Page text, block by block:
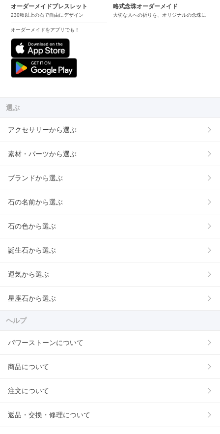
オーダーメイドブレスレット
230種以上の石で自由にデザイン
オーダーメイドをアプリでも！
略式念珠オーダーメイド
大切な人への祈りを、オリジナルの念珠に
選ぶ
アクセサリーから選ぶ
素材・パーツから選ぶ
ブランドから選ぶ
石の名前から選ぶ
石の色から選ぶ
誕生石から選ぶ
運気から選ぶ
星座石から選ぶ
ヘルプ
パワーストーンについて
商品について
注文について
返品・交換・修理について